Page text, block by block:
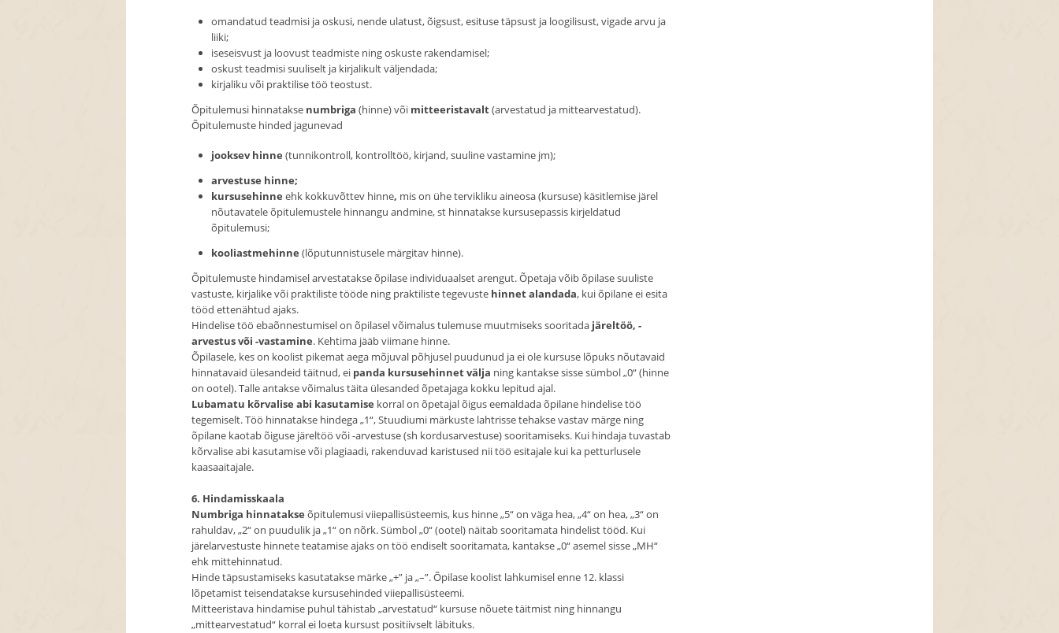
omandatud teadmisi ja oskusi, nende ulatust, õigsust, esituse täpsust ja loogilisust, vigade arvu ja
liiki;
iseseisvust ja loovust teadmiste ning oskuste rakendamisel;
oskust teadmisi suuliselt ja kirjalikult väljendada;
kirjaliku või praktilise töö teostust.
Õpitulemusi hinnatakse numbriga (hinne) või mitteeristavalt(arvestatud ja mittearvestatud).
Õpitulemuste hinded jagunevad
jooksev hinne(tunnikontroll, kontrolltöö, kirjand, suuline vastamine jm);
arvestuse hinne;
kursusehinneehk kokkuvõttev hinne, mis on ühe tervikliku aineosa (kursuse) käsitlemise järel
nõutavatele õpitulemustele hinnangu andmine, st hinnatakse kursusepassis kirjeldatud
õpitulemusi;
kooliastmehinne (lõputunnistusele märgitav hinne).
Õpitulemuste hindamisel arvestatakse õpilase individuaalset arengut. Õpetaja võib õpilase suuliste
vastuste, kirjalike või praktiliste tööde ning praktiliste tegevuste hinnet alandada, kui õpilane ei esita
tööd ettenähtud ajaks.
Hindelise töö ebaõnnestumisel on õpilasel võimalus tulemuse muutmiseks sooritada järeltöö, -
arvestus või -vastamine. Kehtima jääb viimane hinne.
Õpilasele, kes on koolist pikemat aega mõjuval põhjusel puudunud ja ei ole kursuse lõpuks nõutavaid
hinnatavaid ülesandeid täitnud, ei panda kursusehinnet välja ning kantakse sisse sümbol „0“ (hinne
on ootel). Talle antakse võimalus täita ülesanded õpetajaga kokku lepitud ajal.
Lubamatu kõrvalise abi kasutamise korral on õpetajal õigus eemaldada õpilane hindelise töö
tegemiselt. Töö hinnatakse hindega „1“, Stuudiumi märkuste lahtrisse tehakse vastav märge ning
õpilane kaotab õiguse järeltöö või -arvestuse (sh kordusarvestuse) sooritamiseks. Kui hindaja tuvastab
kõrvalise abi kasutamise või plagiaadi, rakenduvad karistused nii töö esitajale kui ka petturlusele
kaasaaitajale.
6. Hindamisskaala
Numbriga hinnatakse õpitulemusi viiepallisüsteemis, kus hinne „5“ on väga hea, „4“ on hea, „3“ on
rahuldav, „2“ on puudulik ja „1“ on nõrk. Sümbol „0“ (ootel) näitab sooritamata hindelist tööd. Kui
järelarvestuste hinnete teatamise ajaks on töö endiselt sooritamata, kantakse „0“ asemel sisse „MH“
ehk mittehinnatud.
Hinde täpsustamiseks kasutatakse märke „+” ja „–”. Õpilase koolist lahkumisel enne 12. klassi
lõpetamist teisendatakse kursusehinded viiepallisüsteemi.
Mitteeristava hindamise puhul tähistab „arvestatud“ kursuse nõuete täitmist ning hinnangu
„mittearvestatud“ korral ei loeta kursust positiivselt läbituks.